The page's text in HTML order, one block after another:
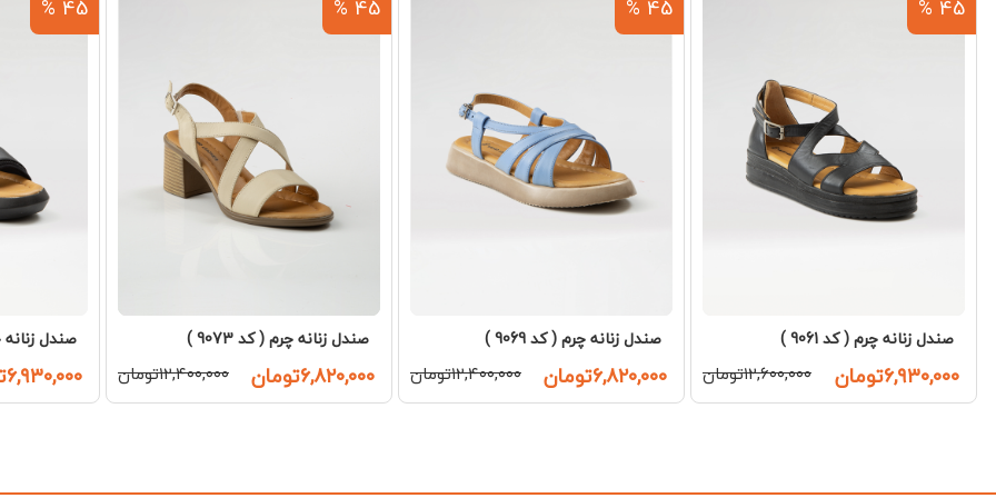
45 %
صندل زنانه چرم ( کد 9061 )
۶,۹۳۰,۰۰۰تومان ۱۲,۶۰۰,۰۰۰تومان
45 %
صندل زنانه چرم ( کد 9069 )
۶,۸۲۰,۰۰۰تومان ۱۲,۴۰۰,۰۰۰تومان
45 %
صندل زنانه چرم ( کد 9073 )
۶,۸۲۰,۰۰۰تومان ۱۲,۴۰۰,۰۰۰تومان
45 %
صندل زنانه
۶,۹۳۰,۰۰۰تومان